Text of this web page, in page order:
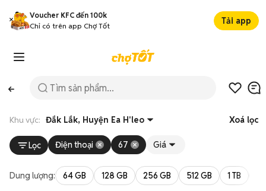
Voucher KFC đến 100k
Chỉ có trên app Chợ Tốt
Tải app
Khu vực: Đắk Lắk, Huyện Ea H'leo Xoá lọc
Lọc Điện thoại 67 Giá
Dung lượng: 64 GB 128 GB 256 GB 512 GB 1 TB